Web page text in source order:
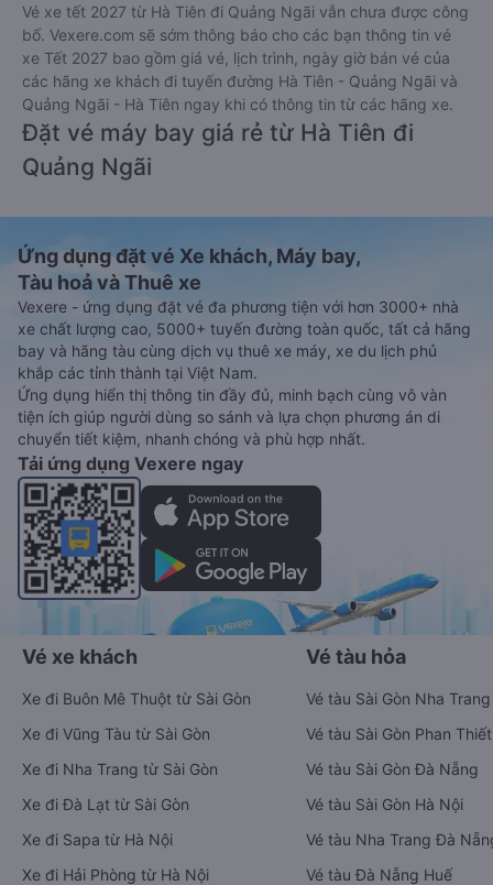
Vé xe tết 2027 từ Hà Tiên đi Quảng Ngãi vẫn chưa được công
bố. Vexere.com sẽ sớm thông báo cho các bạn thông tin vé
xe Tết 2027 bao gồm giá vé, lịch trình, ngày giờ bán vé của
các hãng xe khách đi tuyến đường Hà Tiên - Quảng Ngãi và
Quảng Ngãi - Hà Tiên ngay khi có thông tin từ các hãng xe.
Đặt vé máy bay giá rẻ từ Hà Tiên đi
Quảng Ngãi
Ứng dụng đặt vé Xe khách, Máy bay,
Tàu hoả và Thuê xe
Vexere - ứng dụng đặt vé đa phương tiện với hơn 3000+ nhà
xe chất lượng cao, 5000+ tuyến đường toàn quốc, tất cả hãng
bay và hãng tàu cùng dịch vụ thuê xe máy, xe du lịch phủ
khắp các tỉnh thành tại Việt Nam.
Ứng dụng hiển thị thông tin đầy đủ, minh bạch cùng vô vàn
tiện ích giúp người dùng so sánh và lựa chọn phương án di
chuyển tiết kiệm, nhanh chóng và phù hợp nhất.
Tải ứng dụng Vexere ngay
Vé xe khách
Xe đi Buôn Mê Thuột từ Sài Gòn
Xe đi Vũng Tàu từ Sài Gòn
Xe đi Nha Trang từ Sài Gòn
Xe đi Đà Lạt từ Sài Gòn
Xe đi Sapa từ Hà Nội
Xe đi Hải Phòng từ Hà Nội
Vé tàu hỏa
Vé tàu Sài Gòn Nha Trang
Vé tàu Sài Gòn Phan Thiết
Vé tàu Sài Gòn Đà Nẵng
Vé tàu Sài Gòn Hà Nội
Vé tàu Nha Trang Đà
Vé tàu Đà Nẵng Huế